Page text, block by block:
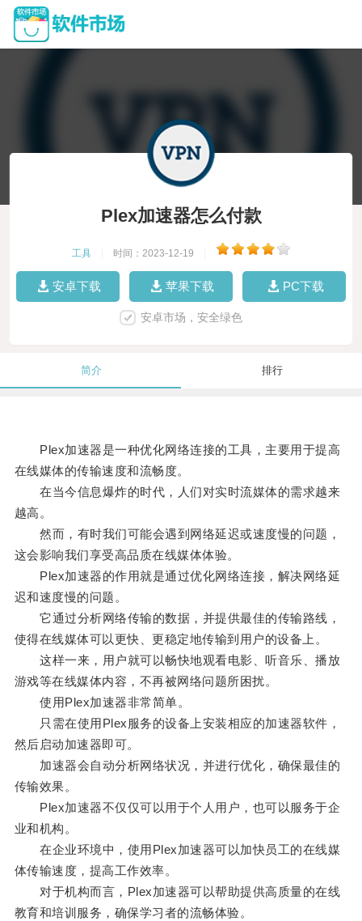
Plex加速器怎么付款
工具 时间：2023-12-19
安卓下载 苹果下载 PC下载
安卓市场，安全绿色
简介 排行
Plex加速器是一种优化网络连接的工具，主要用于提高
在线媒体的传输速度和流畅度。
在当今信息爆炸的时代，人们对实时流媒体的需求越来
越高。
然而，有时我们可能会遇到网络延迟或速度慢的问题，
这会影响我们享受高品质在线媒体体验。
Plex加速器的作用就是通过优化网络连接，解决网络延
迟和速度慢的问题。
它通过分析网络传输的数据，并提供最佳的传输路线，
使得在线媒体可以更快、更稳定地传输到用户的设备上。
这样一来，用户就可以畅快地观看电影、听音乐、播放
游戏等在线媒体内容，不再被网络问题所困扰。
使用Plex加速器非常简单。
只需在使用Plex服务的设备上安装相应的加速器软件，
然后启动加速器即可。
加速器会自动分析网络状况，并进行优化，确保最佳的
传输效果。
Plex加速器不仅仅可以用于个人用户，也可以服务于企
业和机构。
在企业环境中，使用Plex加速器可以加快员工的在线媒
体传输速度，提高工作效率。
对于机构而言，Plex加速器可以帮助提供高质量的在线
教育和培训服务，确保学习者的流畅体验。